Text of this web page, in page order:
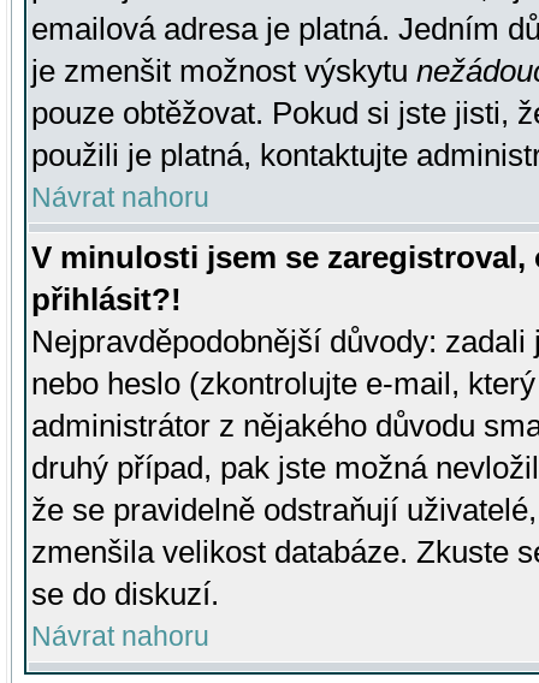
emailová adresa je platná. Jedním
je zmenšit možnost výskytu
pouze obtěžovat. Pokud si jste jisti,
použili je platná, kontaktujte
Návrat nahoru
V minulosti jsem se
přihlásit?!
Nejpravděpodobnější důvody:
nebo heslo (zkontrolujte e-mail,
administrátor z nějakého důvodu
druhý případ, pak jste možná
že se pravidelně odstraňují
zmenšila velikost databáze. Zkuste
se do diskuzí.
Návrat nahoru